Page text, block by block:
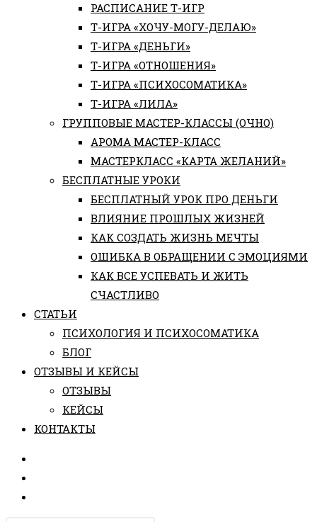
РАСПИСАНИЕ Т-ИГР
Т-ИГРА «ХОЧУ-МОГУ-ДЕЛАЮ»
Т-ИГРА «ДЕНЬГИ»
Т-ИГРА «ОТНОШЕНИЯ»
Т-ИГРА «ПСИХОСОМАТИКА»
Т-ИГРА «ЛИЛА»
ГРУППОВЫЕ МАСТЕР-КЛАССЫ (ОЧНО)
АРОМА МАСТЕР-КЛАСС
МАСТЕРКЛАСС «КАРТА ЖЕЛАНИЙ»
БЕСПЛАТНЫЕ УРОКИ
БЕСПЛАТНЫЙ УРОК ПРО ДЕНЬГИ
ВЛИЯНИЕ ПРОШЛЫХ ЖИЗНЕЙ
КАК СОЗДАТЬ ЖИЗНЬ МЕЧТЫ
ОШИБКА В ОБРАЩЕНИИ С ЭМОЦИЯМИ
КАК ВСЕ УСПЕВАТЬ И ЖИТЬ
СЧАСТЛИВО
СТАТЬИ
ПCИХОЛОГИЯ И ПСИХОСОМАТИКА
БЛОГ
ОТЗЫВЫ И КЕЙСЫ
ОТЗЫВЫ
КЕЙСЫ
КОНТАКТЫ